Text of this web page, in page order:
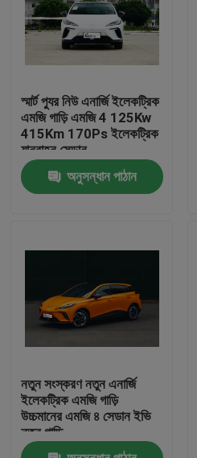
আমাদের সম্পর্কে
কারখানা ভ্রমণ
মান নিয়ন্ত্রণ
খবর
উদ্ধৃতির জন্য আবেদন
বৈদ্যুতিক যানবাহন গাড়ি
পেট্রোলের গাড়ি
স্মার্ট প্যুর নিউ এনার্জি ইলেকট্রিক
এমজি গাড়ি এমজি 4 125Kw
415Km 170Ps ইলেকট্রিক
যানবাহন সেডান
অনুসন্ধান পাঠান
নতুন সংস্করণ নতুন এনার্জি
ইলেকট্রিক এমজি গাড়ি
উচ্চমানের এমজি ৪ সেডান ইভি
নতুন গাড়ি